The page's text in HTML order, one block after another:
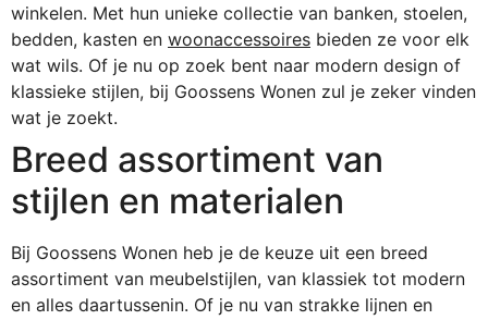
winkelen. Met hun unieke collectie van banken, stoelen,
bedden, kasten en woonaccessoires bieden ze voor elk
wat wils. Of je nu op zoek bent naar modern design of
klassieke stijlen, bij Goossens Wonen zul je zeker vinden
wat je zoekt.
Breed assortiment van
stijlen en materialen
Bij Goossens Wonen heb je de keuze uit een breed
assortiment van meubelstijlen, van klassiek tot modern
en alles daartussenin. Of je nu van strakke lijnen en